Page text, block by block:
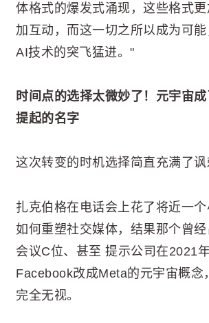
体格式的爆发式涌现，这些格式
加互动，而这一切之所以成为可
AI技术的突飞猛进。"
时间点的选择太微妙了！元宇宙
提起的名字
这次转变的时机选择简直充满了讽
扎克伯格在电话会上花了将近一
如何重塑社交媒体，结果那个曾
会议C位、甚至 提示公司在2021
Facebook改成Meta的元宇宙概念
完全无视。